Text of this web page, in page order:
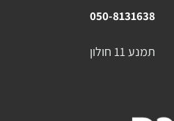
050-8131638
תמנע 11 חולון